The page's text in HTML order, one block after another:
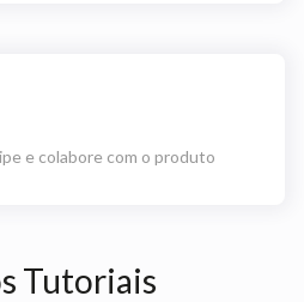
e colabore com o produto
Tutoriais